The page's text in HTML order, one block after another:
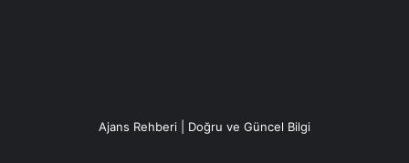
Ajans Rehberi | Doğru ve Güncel Bilgi